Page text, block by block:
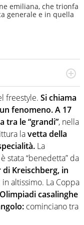
emiliana, che trionfa
generale e in quella
del calcio in
parte. Non si perde
del mondo delle
freestyle. Si chiama
fenomeno. A 17
tra le “grandi”, nella
lavetta della
La
stata “benedetta” da
di Kreischberg, in
altissimo. La Coppa
Olimpiadi casalinghe
cominciano tra